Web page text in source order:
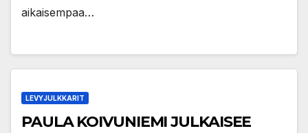
aikaisempaa…
LEVYJULKKARIT
PAULA KOIVUNIEMI JULKAISEE